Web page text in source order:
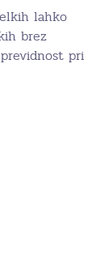
lahko
brez
pri